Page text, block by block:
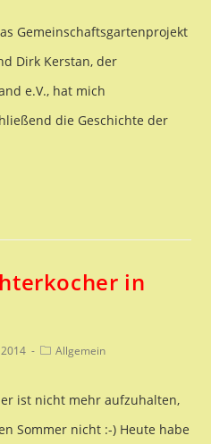
Gemeinschaftsgartenprojekt
Dirk Kerstan, der
e.V., hat mich
die Geschichte der
in
Beitrags-
Allgemein
ist nicht mehr aufzuhalten,
Sommer nicht :-) Heute habe